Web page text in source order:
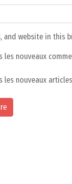
and website in
les nouveaux
les nouveaux